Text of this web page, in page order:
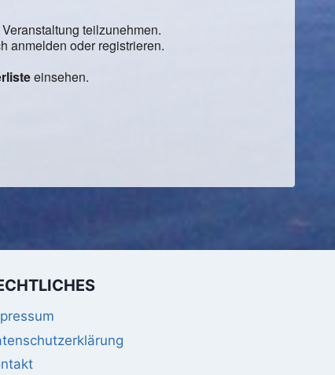
teilzunehmen.
anmelden oder registrieren.
einsehen.